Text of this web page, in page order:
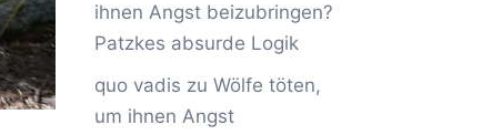
ihnen Angst beizubringen?
Patzkes absurde Logik
quo vadis zu Wölfe töten,
um ihnen Angst